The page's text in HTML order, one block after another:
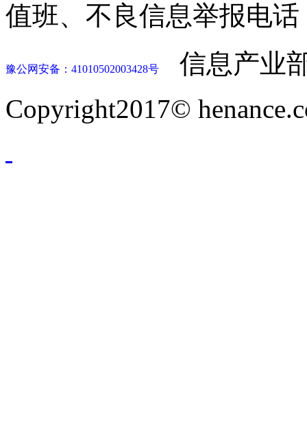
值班、不良信息举报电话
豫公网安备：41010502003428号
信息产业
Copyright2017©